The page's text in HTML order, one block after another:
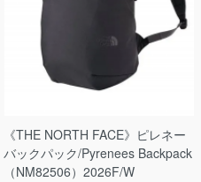
《THE NORTH FACE》ピレネー
バックパック/Pyrenees Backpack
（NM82506）2026F/W